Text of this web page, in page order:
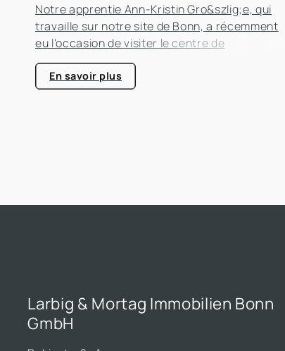
Notre apprentie Ann-Kristin Gro&szlig;e, qui
travaille sur notre site de Bonn, a récemment
eu l'occasion de visiter le centre de
compétence énergétique de Kerpen-Horrem
avec sa classe. Cette excursion passionnante
était entièrement consacrée à l'efficacité
En savoir plus
Larbig & Mortag Immobilien Bonn
GmbH